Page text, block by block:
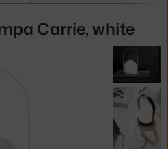
Carrie, white